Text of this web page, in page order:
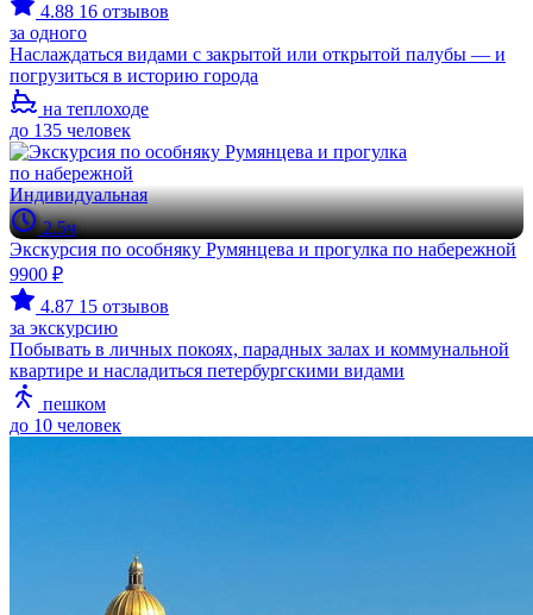
4.88 16 отзывов
за одного
Наслаждаться видами с закрытой или открытой палубы — и
погрузиться в историю города
на теплоходе
до 135 человек
Индивидуальная
2.5ч
Экскурсия по особняку Румянцева и прогулка по набережной
9900 ₽
4.87 15 отзывов
за экскурсию
Побывать в личных покоях, парадных залах и коммунальной
квартире и насладиться петербургскими видами
пешком
до 10 человек